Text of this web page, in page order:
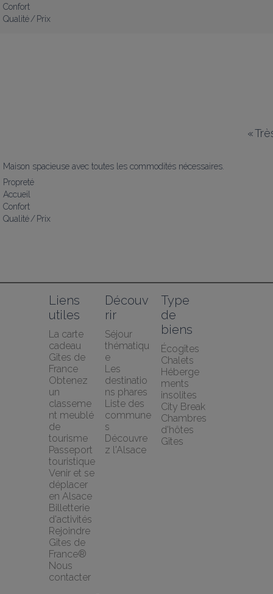
Confort
Qualité / Prix
«
Maison spacieuse avec toutes les commodités nécessaires.
Propreté
Accueil
Confort
Qualité / Prix
Liens
utiles
La carte
cadeau
Gîtes de
France
Obtenez
un
classeme
nt meublé
de
tourisme
Passeport
touristique
Venir et se
déplacer
en Alsace
Billetterie
d'activités
Rejoindre
Gîtes de
France®
Nous
contacter
Découv
rir
Séjour
thématiqu
e
Les
destinatio
ns phares
Liste des
commune
s
Découvre
z l'Alsace
Type
de
biens
Écogîtes
Chalets
Héberge
ments
insolites
City Break
Chambres
d'hôtes
Gîtes